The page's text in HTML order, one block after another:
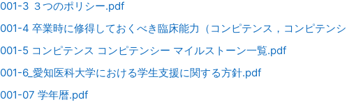
001-3 ３つのポリシー.pdf
001-4 卒業時に修得しておくべき臨床能力（コンピテンス，コンピテン
001-5 コンピテンス コンピテンシー マイルストーン一覧.pdf
001-6_愛知医科大学における学生支援に関する方針.pdf
001-07 学年暦.pdf